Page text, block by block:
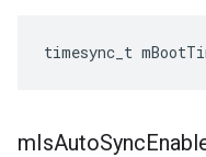
timesync_t
mIsAutoSync